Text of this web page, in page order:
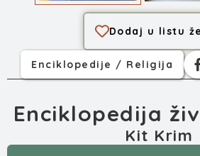
Dodaj u listu
Enciklopedije / Religija
Enciklopedija
Kit Krim